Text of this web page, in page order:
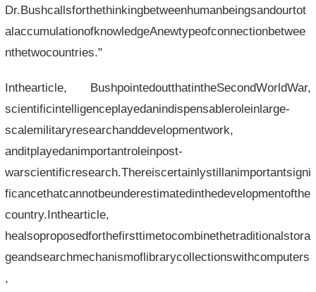
Dr.Bushcallsforthethinkingbetweenhumanbeingsandourtot
alaccumulationofknowledgeAnewtypeofconnectionbetwee
nthetwocountries."
Inthearticle, BushpointedoutthatintheSecondWorldWar,
scientificintelligenceplayedanindispensableroleinlarge-
scalemilitaryresearchanddevelopmentwork,
anditplayedanimportantroleinpost-
warscientificresearch.Thereiscertainlystillanimportantsigni
ficancethatcannotbeunderestimatedinthedevelopmentofthe
country.Inthearticle,
healsoproposedforthefirsttimetocombinethetraditionalstora
geandsearchmechanismoflibrarycollectionswithcomputers
,